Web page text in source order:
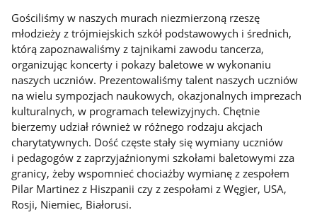
Gościliśmy w naszych murach niezmierzoną rzeszę
młodzieży z trójmiejskich szkół podstawowych i średnich,
którą zapoznawaliśmy z tajnikami zawodu tancerza,
organizując koncerty i pokazy baletowe w wykonaniu
naszych uczniów. Prezentowaliśmy talent naszych uczniów
na wielu sympozjach naukowych, okazjonalnych imprezach
kulturalnych, w programach telewizyjnych. Chętnie
bierzemy udział również w różnego rodzaju akcjach
charytatywnych. Dość częste stały się wymiany uczniów
i pedagogów z zaprzyjaźnionymi szkołami baletowymi zza
granicy, żeby wspomnieć chociażby wymianę z zespołem
Pilar Martinez z Hiszpanii czy z zespołami z Węgier, USA,
Rosji, Niemiec, Białorusi.